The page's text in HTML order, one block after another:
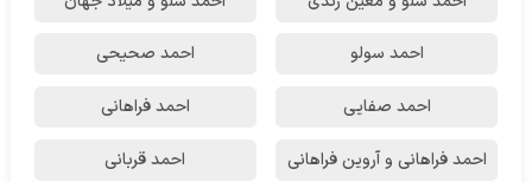
احمد سولو احمد صحیحی
احمد صفایی احمد فراهانی
احمد فراهانی و آروین فراهانی احمد قربانی